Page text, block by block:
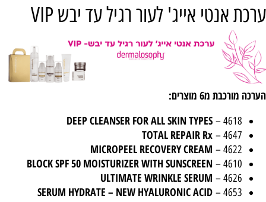
ערכת אנטי אייג' לעור רגיל עד יבש VIP
הערכה מורכבת מ6 מוצרים:
4618 –
DEEP CLEANSER FOR ALL SKIN TYPES
4647 –
TOTAL REPAIR Rx
4622 –
MICROPEEL RECOVERY CREAM
4610 –
BLOCK SPF 50 MOISTURIZER WITH SUNSCREEN
4626 –
ULTIMATE WRINKLE SERUM
4653 –
SERUM HYDRATE – NEW HYALURONIC ACID